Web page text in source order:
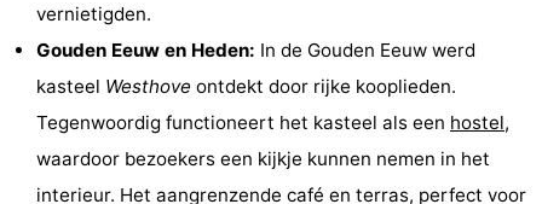
Binnenspeeltuinen
Bowlen
Minigolfbanen
Wellness
vernietigden.
Gouden Eeuw en Heden: In de Gouden Eeuw werd
kasteel Westhove ontdekt door rijke kooplieden.
Tegenwoordig functioneert het kasteel als een hostel,
waardoor bezoekers een kijkje kunnen nemen in het
interieur. Het aangrenzende café en terras, perfect voor